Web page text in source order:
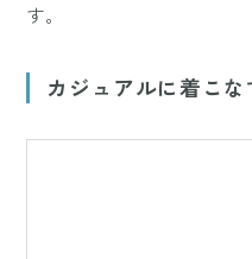
す。
カジュアルに着こな